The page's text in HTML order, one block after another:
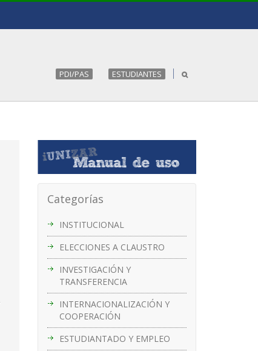
PDI/PAS ESTUDIANTES
Categorías
INSTITUCIONAL
ELECCIONES A CLAUSTRO
INVESTIGACIÓN Y
TRANSFERENCIA
INTERNACIONALIZACIÓN Y
COOPERACIÓN
ESTUDIANTADO Y EMPLEO